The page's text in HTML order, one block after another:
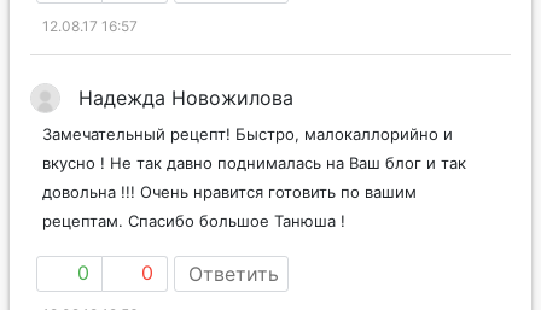
12.08.17 16:57
Надежда Новожилова
Замечательный рецепт! Быстро, малокаллорийно и
вкусно ! Не так давно поднималась на Ваш блог и так
довольна !!! Очень нравится готовить по вашим
рецептам. Спасибо большое Танюша !
0 0 Ответить